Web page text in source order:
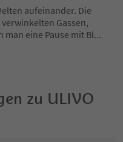
aufeinander. Die
Gassen,
man eine Pause mit Bl...
zu ULIVO